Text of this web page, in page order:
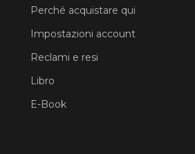
Perché acquistare qui
Impostazioni account
Reclami e resi
Libro
E-Book